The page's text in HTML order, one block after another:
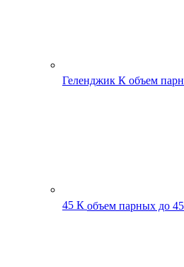
Геленджик К объем
45 К объем парных до